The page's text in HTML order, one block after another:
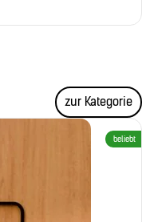
zur Kategorie
beliebt